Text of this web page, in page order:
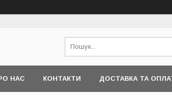
НАС КОНТАКТИ ДОСТАВКА ТА